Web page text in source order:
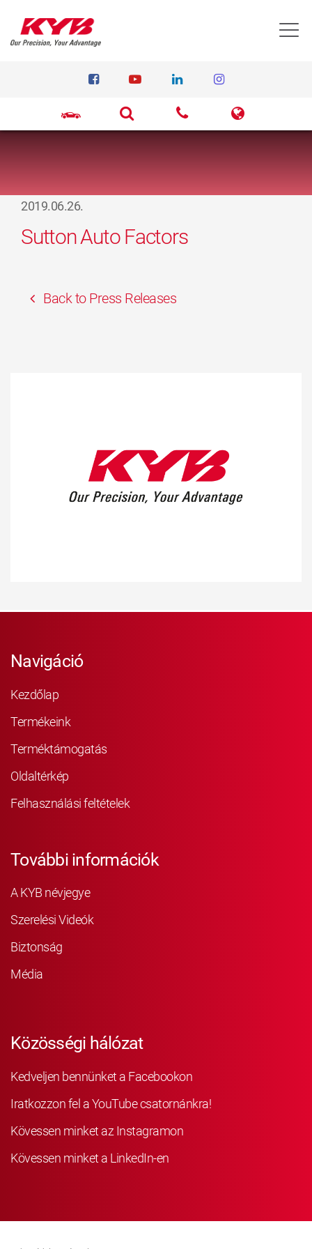
2019.06.26.
Sutton Auto Factors
Back to Press Releases
Navigáció
Kezdőlap
Termékeink
Terméktámogatás
Oldaltérkép
Felhasználási feltételek
További információk
A KYB névjegye
Szerelési Videók
Biztonság
Média
Közösségi hálózat
Kedveljen bennünket a Facebookon
Iratkozzon fel a YouTube csatornánkra!
Kövessen minket az Instagramon
Kövessen minket a LinkedIn-en